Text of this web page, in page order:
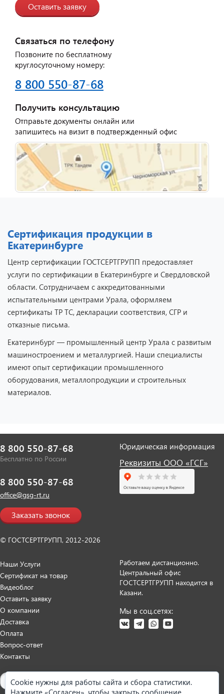
Оставить заявку
Связаться по телефону
Позвоните по бесплатному
круглосуточному номеру:
8 800 550-87-68
Получить консультацию
Отправьте документы онлайн или
запишитесь на визит в подтвержденный офис
Сертификация продукции в
Екатеринбурге
Центр сертификации ГОСТСЕРТГРУПП предоставляет
услуги по сертификации в Екатеринбурге и Свердловской
области. Сотрудничаем с аккредитованными
испытательными центрами Урала, оформляем
сертификаты ТР ТС, декларации соответствия, СГР и
отказные письма.
Екатеринбург — промышленный центр Урала с развитым
машиностроением и металлургией. Наши специалисты
имеют опыт сертификации промышленного
оборудования, металлопродукции и строительных
материалов.
8 800 550-87-68
Бесплатно по России
8 800 550-87-68
office@gsg-rt.ru
Заказать звонок
© ГОСТСЕРТГРУПП, 2012-2026
Юридическая информация
Реквизиты ООО «ГСГ»
Наши Услуги
Сертификат на товар
Видеоблог
Оставить заявку
О компании
Доставка
Оплата
Вопрос-ответ
Контакты
Работаем дистанционно.
Центральный офис
ГОСТСЕРТГРУПП находится в
Казани.
Мы в соц.сетях:
Карта сайта
Cookie нужны для работы сайта и сбора статистики.
Нажмите «Согласен», чтобы закрыть сообщение.